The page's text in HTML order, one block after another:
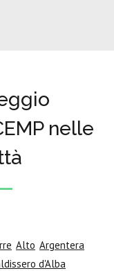
nelle
Alto Argentera
d'Alba